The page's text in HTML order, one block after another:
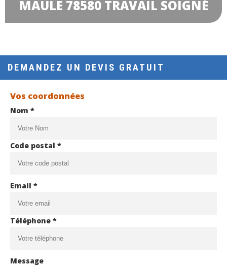
MAULE 78580 TRAVAIL SOIGNÉ
DEMANDEZ UN DEVIS GRATUIT
Vos coordonnées
Nom *
Code postal *
Email *
Téléphone *
Message